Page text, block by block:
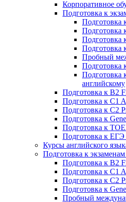
Корпоративное
Подготовка к
Подготовка
Подготовка
Подготовка
Подготовка
Пробный
Подготовка
английскому
Подготовка к B2
Подготовка к C1
Подготовка к C2
Подготовка к
Подготовка к
Подготовка к
Курсы английского
Подготовка к
Подготовка к B2
Подготовка к C1
Подготовка к C2
Подготовка к
Пробный